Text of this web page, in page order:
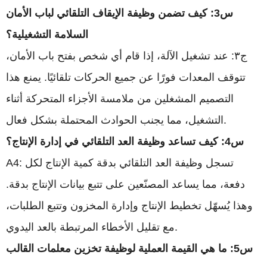
س3: كيف تضمن وظيفة الإيقاف التلقائي لباب الأمان
السلامة التشغيلية؟
ج٣: عند تشغيل الآلة، إذا قام أي شخص بفتح باب الأمان،
تتوقف المعدات فورًا عن جميع الحركات تلقائيًا. يمنع هذا
التصميم المشغلين من ملامسة الأجزاء المتحركة أثناء
التشغيل، مما يجنب الحوادث المحتملة بشكل فعال.
س4: كيف تساعد وظيفة العد التلقائي في إدارة الإنتاج؟
A4: تسجل وظيفة العد التلقائي بدقة كمية الإنتاج لكل
دفعة، مما يساعد المصنّعين على تتبع بيانات الإنتاج بدقة.
وهذا يُسهّل تخطيط الإنتاج وإدارة المخزون وتتبع الطلبات،
مع تقليل الأخطاء المرتبطة بالعد اليدوي.
س5: ما هي القيمة العملية لوظيفة تخزين معلمات القالب